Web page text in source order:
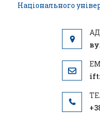
Національного